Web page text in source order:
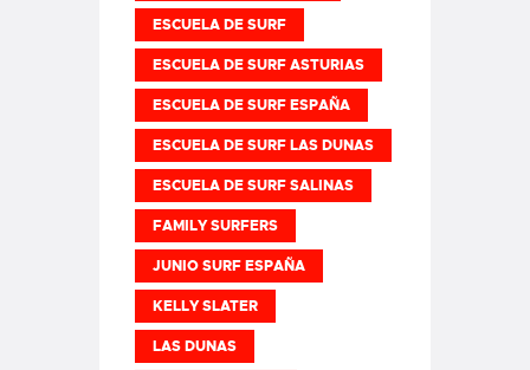
ESCUELA DE SURF
ESCUELA DE SURF ASTURIAS
ESCUELA DE SURF ESPAÑA
ESCUELA DE SURF LAS DUNAS
ESCUELA DE SURF SALINAS
FAMILY SURFERS
JUNIO SURF ESPAÑA
KELLY SLATER
LAS DUNAS